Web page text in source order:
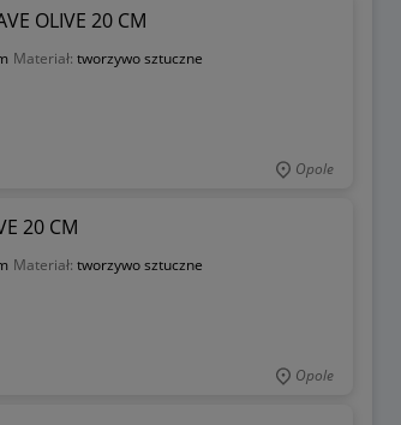
OLIVE 20 CM
Materiał: tworzywo sztuczne
Opole
20 CM
Materiał: tworzywo sztuczne
Opole